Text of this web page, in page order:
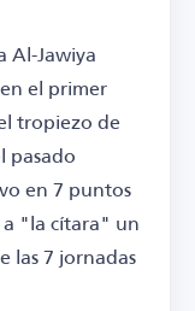
Al-Jawiya
el primer
tropiezo de
pasado
en 7 puntos
"la cítara" un
las 7 jornadas